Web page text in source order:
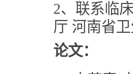
2、联系临
厅 河南省
论文：